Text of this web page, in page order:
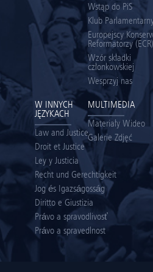
Wstąp do PiS
Klub
Europejscy
Reformatorzy (ECR)
Wzór składki
członkowskiej
Wesprzyj nas
W INNYCH
JĘZYKACH
Law and Justice
Droit et Justice
Ley y Justicia
Recht und Gerechtigkeit
Jog és Igazságosság
Diritto e Giustizia
Právo a spravodlivosť
Právo a spravedlnost
MULTIMEDIA
Materiały Wideo
Galerie Zdjęć